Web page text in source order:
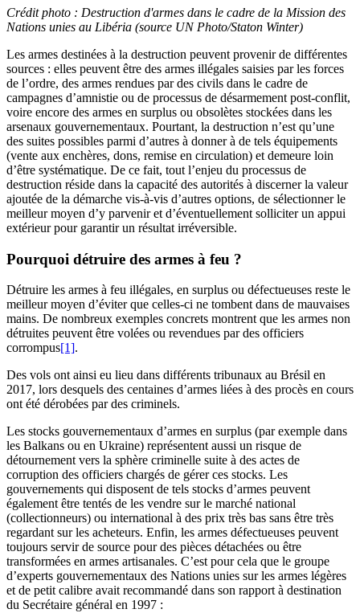
Crédit photo : Destruction d'armes dans le cadre de la Mission des
Nations unies au Libéria (source UN Photo/Staton Winter)
Les armes destinées à la destruction peuvent provenir de différentes
sources : elles peuvent être des armes illégales saisies par les forces
de l’ordre, des armes rendues par des civils dans le cadre de
campagnes d’amnistie ou de processus de désarmement post-conflit,
voire encore des armes en surplus ou obsolètes stockées dans les
arsenaux gouvernementaux. Pourtant, la destruction n’est qu’une
des suites possibles parmi d’autres à donner à de tels équipements
(vente aux enchères, dons, remise en circulation) et demeure loin
d’être systématique. De ce fait, tout l’enjeu du processus de
destruction réside dans la capacité des autorités à discerner la valeur
ajoutée de la démarche vis-à-vis d’autres options, de sélectionner le
meilleur moyen d’y parvenir et d’éventuellement solliciter un appui
extérieur pour garantir un résultat irréversible.
Pourquoi détruire des armes à feu ?
Détruire les armes à feu illégales, en surplus ou défectueuses reste le
meilleur moyen d’éviter que celles-ci ne tombent dans de mauvaises
mains. De nombreux exemples concrets montrent que les armes non
détruites peuvent être volées ou revendues par des officiers
corrompus[1].
Des vols ont ainsi eu lieu dans différents tribunaux au Brésil en
2017, lors desquels des centaines d’armes liées à des procès en cours
ont été dérobées par des criminels.
Les stocks gouvernementaux d’armes en surplus (par exemple dans
les Balkans ou en Ukraine) représentent aussi un risque de
détournement vers la sphère criminelle suite à des actes de
corruption des officiers chargés de gérer ces stocks. Les
gouvernements qui disposent de tels stocks d’armes peuvent
également être tentés de les vendre sur le marché national
(collectionneurs) ou international à des prix très bas sans être très
regardant sur les acheteurs. Enfin, les armes défectueuses peuvent
toujours servir de source pour des pièces détachées ou être
transformées en armes artisanales. C’est pour cela que le groupe
d’experts gouvernementaux des Nations unies sur les armes légères
et de petit calibre avait recommandé dans son rapport à destination
du Secrétaire général en 1997 :